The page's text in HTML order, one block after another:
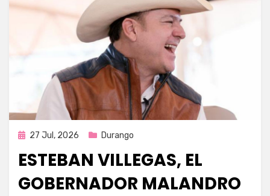
Publicada
27 Jul, 2026 Durango
ESTEBAN VILLEGAS, EL
GOBERNADOR MALANDRO